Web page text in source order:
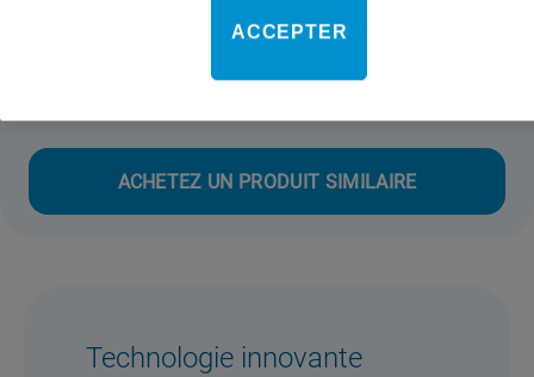
ACHETEZ UN PRODUIT SIMILAIRE
Technologie innovante
ACCEPTER